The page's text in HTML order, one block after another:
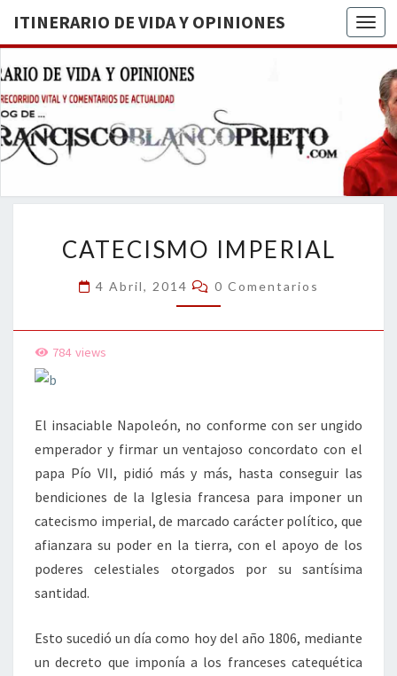
ITINERARIO DE VIDA Y OPINIONES
DE
BREVE
RECORRIDO
VITAL Y
ACTUALIDAD
IMPERIAL
CATECISMO IMPERIAL
4 Abril, 2014 Comentarios
0 Comentarios
784 views
El insaciable Napoleón, no conforme con ser ungido
emperador y firmar un ventajoso concordato con el
papa Pío VII, pidió más y más, hasta conseguir las
bendiciones de la Iglesia francesa para imponer un
catecismo imperial, de marcado carácter político, que
afianzara su poder en la tierra, con el apoyo de los
poderes celestiales otorgados por su santísima
santidad.
Esto sucedió un día como hoy del año 1806, mediante
un decreto que imponía a los franceses catequética